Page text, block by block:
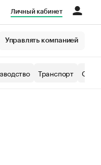
Личный кабинет
Управлять компанией
Транспорт